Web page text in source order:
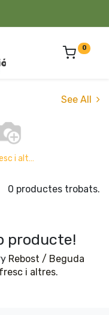
0
See All
Refresc i altres
0 productes trobats.
producte!
Rebost / Beguda
i altres.